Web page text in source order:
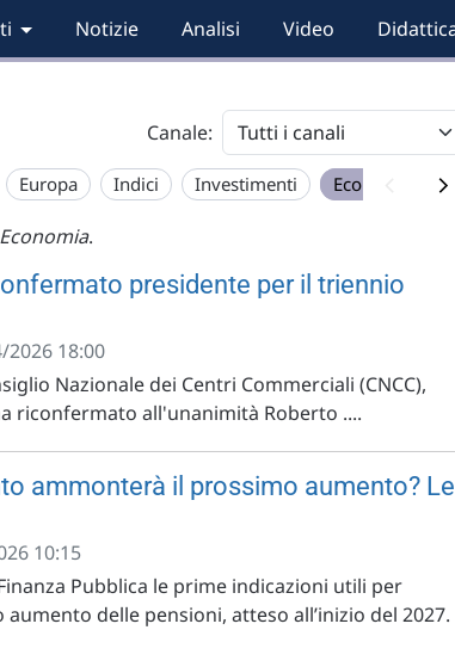
Notizie Analisi Video
Canale:
Europa Indici Investimenti Economia
Economia.
presidente per il triennio
18:00
Nazionale dei Centri Commerciali (CNCC),
riconfermato all'unanimità Roberto ....
ammonterà il prossimo aumento? Le
10:15
Pubblica le prime indicazioni utili per
delle pensioni, atteso all’inizio del 2027.